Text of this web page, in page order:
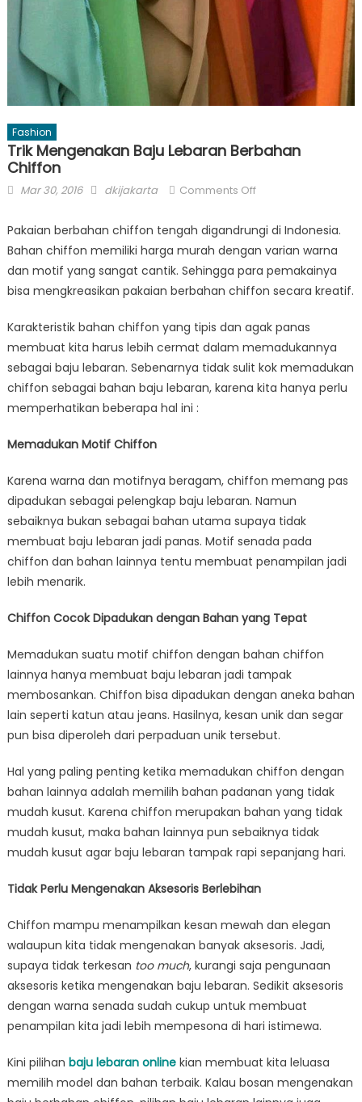
Fashion
Trik Mengenakan Baju Lebaran Berbahan
Chiffon
Posted
Mar 30, 2016 Author
dkijakarta Comments Offon
Mengenakan
Berbahan
Chiffon
Pakaian berbahan chiffon tengah digandrungi di Indonesia.
Bahan chiffon memiliki harga murah dengan varian warna
dan motif yang sangat cantik. Sehingga para pemakainya
bisa mengkreasikan pakaian berbahan chiffon secara kreatif.
Karakteristik bahan chiffon yang tipis dan agak panas
membuat kita harus lebih cermat dalam memadukannya
sebagai baju lebaran. Sebenarnya tidak sulit kok memadukan
chiffon sebagai bahan baju lebaran, karena kita hanya perlu
memperhatikan beberapa hal ini :
Memadukan Motif Chiffon
Karena warna dan motifnya beragam, chiffon memang pas
dipadukan sebagai pelengkap baju lebaran. Namun
sebaiknya bukan sebagai bahan utama supaya tidak
membuat baju lebaran jadi panas. Motif senada pada
chiffon dan bahan lainnya tentu membuat penampilan jadi
lebih menarik.
Chiffon Cocok Dipadukan dengan Bahan yang Tepat
Memadukan suatu motif chiffon dengan bahan chiffon
lainnya hanya membuat baju lebaran jadi tampak
membosankan. Chiffon bisa dipadukan dengan aneka bahan
lain seperti katun atau jeans. Hasilnya, kesan unik dan segar
pun bisa diperoleh dari perpaduan unik tersebut.
Hal yang paling penting ketika memadukan chiffon dengan
bahan lainnya adalah memilih bahan padanan yang tidak
mudah kusut. Karena chiffon merupakan bahan yang tidak
mudah kusut, maka bahan lainnya pun sebaiknya tidak
mudah kusut agar baju lebaran tampak rapi sepanjang hari.
Tidak Perlu Mengenakan Aksesoris Berlebihan
Chiffon mampu menampilkan kesan mewah dan elegan
walaupun kita tidak mengenakan banyak aksesoris. Jadi,
supaya tidak terkesan too much, kurangi saja pengunaan
aksesoris ketika mengenakan baju lebaran. Sedikit aksesoris
dengan warna senada sudah cukup untuk membuat
penampilan kita jadi lebih mempesona di hari istimewa.
Kini pilihan baju lebaran onlinekian membuat kita leluasa
memilih model dan bahan terbaik. Kalau bosan mengenakan